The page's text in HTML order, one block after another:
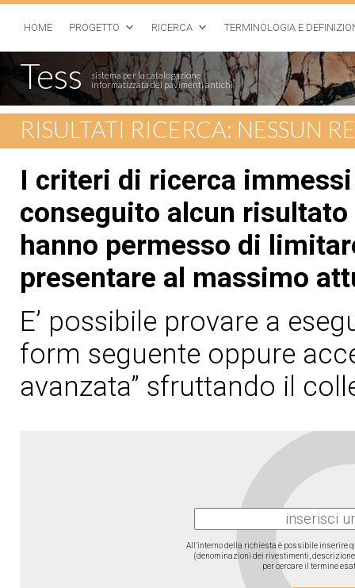
HOME PROGETTO RICERCA TERMINOLOGIA E
Tess
sistema per la catalogazione
informatizzata dei pavimenti antichi
RISULTATI RICERCA: NESSUN
I criteri di ricerca
conseguito alcun
hanno permesso di
presentare al massimo
E’ possibile provare a
form seguente oppure
avanzata” sfruttando il
All’interno della richiesta è possibile inserire
(denominazioni dei rivestimenti, descrizione
per cercare il termine